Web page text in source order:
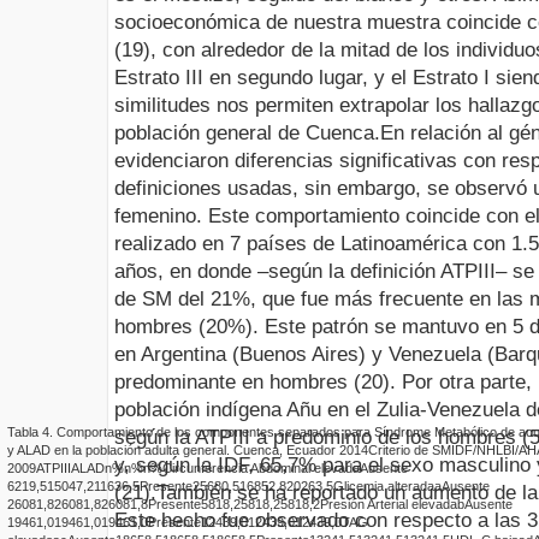
socioeconómica de nuestra muestra coincide
(19), con alrededor de la mitad de los
Estrato III en segundo lugar, y el Estrato I
similitudes nos permiten extrapolar los
población general de Cuenca.
Tabla4 Comportamiento de los componentes separados para Síndrome Metabólico de
y ALAD en la población adulta general. Cuenca, Ecuador 2014Criterio de SMIDF/NHLBI/
2009ATPIIIALADn%n%n%Circunferencia Abdominal elevadaAusente
6219,515047,211636,5Presente25680,516852,820263,5Glicemia alteradaaAusente
26081,826081,826081,8Presente5818,25818,25818,2Presión Arterial elevadabAusente
19461,019461,019461,0Presente12439,012439,012439,0TAG
En relación al
evidenciaron diferencias significativas con
definiciones usadas, sin embargo, se observó
femenino. Este comportamiento coincide con
realizado en 7 países de Latinoamérica con
años, en donde –según la definición ATPIII–
de SM del 21%, que fue más frecuente en las
hombres (20%). Este patrón se mantuvo en 5
en Argentina (Buenos Aires) y Venezuela
predominante en hombres (20). Por otra
población indígena Añu en el Zulia-Venezuela
según la ATPIII a predominio de los hombres
y, según la IDF, 65,7% para el sexo
(21).También se ha reportado un aumento de
Este hecho fue observado con respecto a las